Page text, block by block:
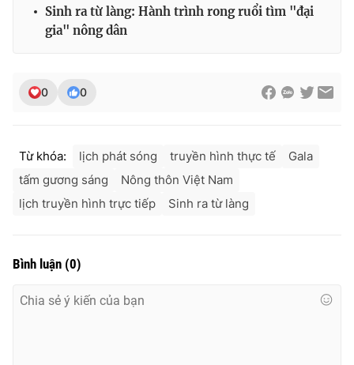
Nguyễn Trọng Ninh
Tổng đài VTV:024.38 355 931 - 024.38 355 932
Liên hệ quảng cáo:
Sinh ra từ làng: Hành trình rong ruổi tìm "đại
gia" nông dân
0 0
Từ khóa: lịch phát sóng truyền hình thực tế
Gala
tấm gương sáng
Nông thôn Việt Nam
lịch truyền hình trực tiếp
Sinh ra từ làng
Bình luận (0)